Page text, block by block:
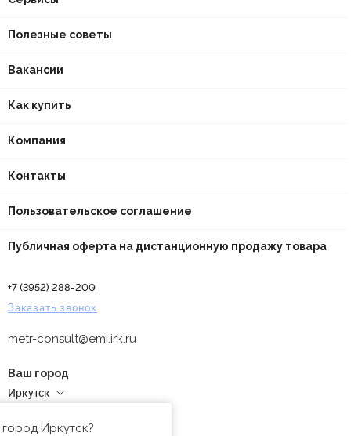
Полезные советы
Вакансии
Как купить
Компания
Контакты
Пользовательское соглашение
Публичная оферта на дистанционную продажу товара
+7 (3952) 288-200
Заказать звонок
metr-consult@emi.irk.ru
Ваш город
Иркутск
Иркутск?